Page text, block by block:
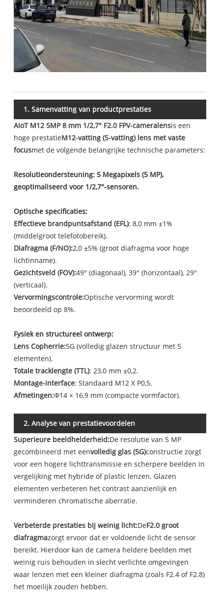
1. Samenvatting van productprestaties
AIoT M12 5MP 8 mm 1/2,7" F2.0 FPV-cameralensis een
hoge prestatieM12-vatting (S-vatting) lens met vaste
focusmet de volgende belangrijke technische parameters:
Resolutieondersteuning: 5 Megapixels (5 MP),
geoptimaliseerd voor 1/2,7"-sensoren.
Optische specificaties:
Effectieve brandpuntsafstand (EFL): 8,0 mm ±1%
(middelgroot telefotobereik).
Diafragma (F/NO):2,0 ±5% (groot diafragma voor hoge
lichtinname).
Gezichtsveld (FOV):49° (diagonaal), 39° (horizontaal), 29°
(verticaal).
Vervormingscontrole:Optische vervorming wordt
beoordeeld op 8%.
Fysiek en structureel ontwerp:
Lens Copherrie:5G (volledig glazen structuur met 5
elementen).
Totale tracklengte (TTL): 23,0 mm ±0,2.
Montage-interface: Standaard M12 X P0,5.
Afmetingen:Φ14 × 16,9 mm (compacte vormfactor).
2. Analyse van prestatievoordelen
Superieure beeldhelderheid:De resolutie van 5 MP
gecombineerd met eenvolledig glas (5G)constructie zorgt
voor een hogere lichttransmissie en scherpere beelden in
vergelijking met hybride of plastic lenzen. Glazen
elementen verbeteren het contrast aanzienlijk en
verminderen chromatische aberratie.
Verbeterde prestaties bij weinig licht:DeF2.0 groot
diafragmazorgt ervoor dat er voldoende licht de sensor
bereikt. Hierdoor kan de camera heldere beelden met
weinig ruis behouden in slecht verlichte omgevingen
waar lenzen met een kleiner diafragma (zoals F2.4 of F2.8)
het moeilijk zouden hebben.